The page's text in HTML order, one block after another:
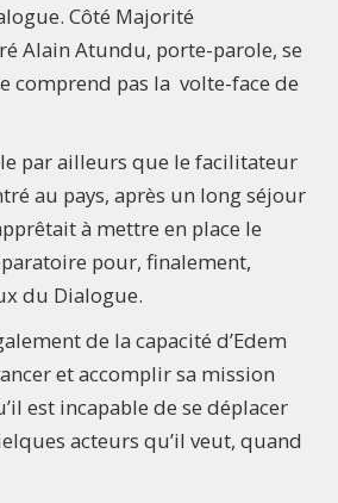
Côté Majorité
Alain Atundu, porte-parole, se
comprend pas la volte-face de
par ailleurs que le facilitateur
au pays, après un long séjour
à mettre en place le
pour, finalement,
du Dialogue.
de la capacité d’Edem
et accomplir sa mission
est incapable de se déplacer
acteurs qu’il veut, quand